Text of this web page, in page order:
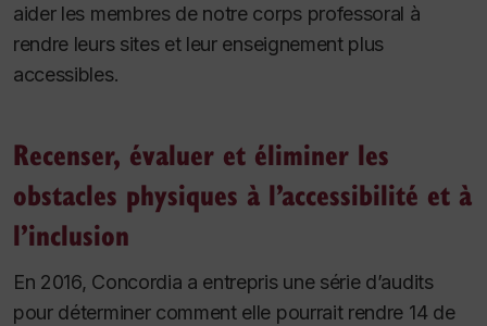
aider les membres de notre corps professoral à
rendre leurs sites et leur enseignement plus
accessibles.
Recenser, évaluer et éliminer les
obstacles physiques à l’accessibilité et à
l’inclusion
En 2016, Concordia a entrepris une série d’audits
pour déterminer comment elle pourrait rendre 14 de